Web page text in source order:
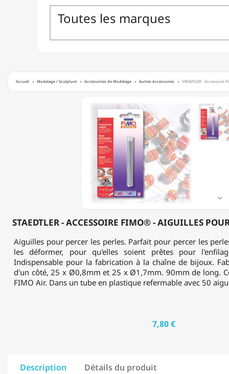
Accueil Modelage / Sculpture Accessoires de Modelage Autres Accessoires STAEDTLER -
STAEDTLER - ACCESSOIRE FIMO® - AIGUILLES


Aiguilles pour percer les perles. Parfait pour percer les
les déformer, pour qu'elles soient prêtes pour
Indispensable pour la fabrication à la chaîne de bijoux.
d'un côté, 25 x Ø0,8mm et 25 x Ø1,7mm. 90mm de long.
FIMO Air. Dans un tube en plastique refermable avec 50
7,80 €
Description Détails du produit